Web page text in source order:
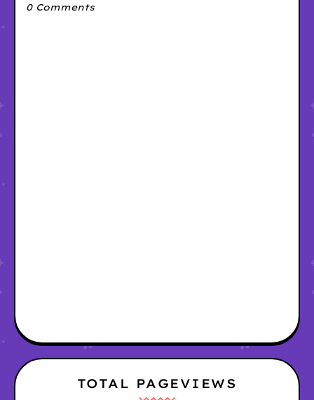
0 Comments
TOTAL PAGEVIEWS